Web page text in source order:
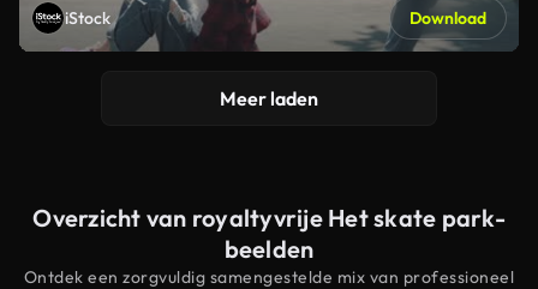
iStock Download
Meer laden
Overzicht van royaltyvrije Het skate park-
beelden
Ontdek een zorgvuldig samengestelde mix van professioneel